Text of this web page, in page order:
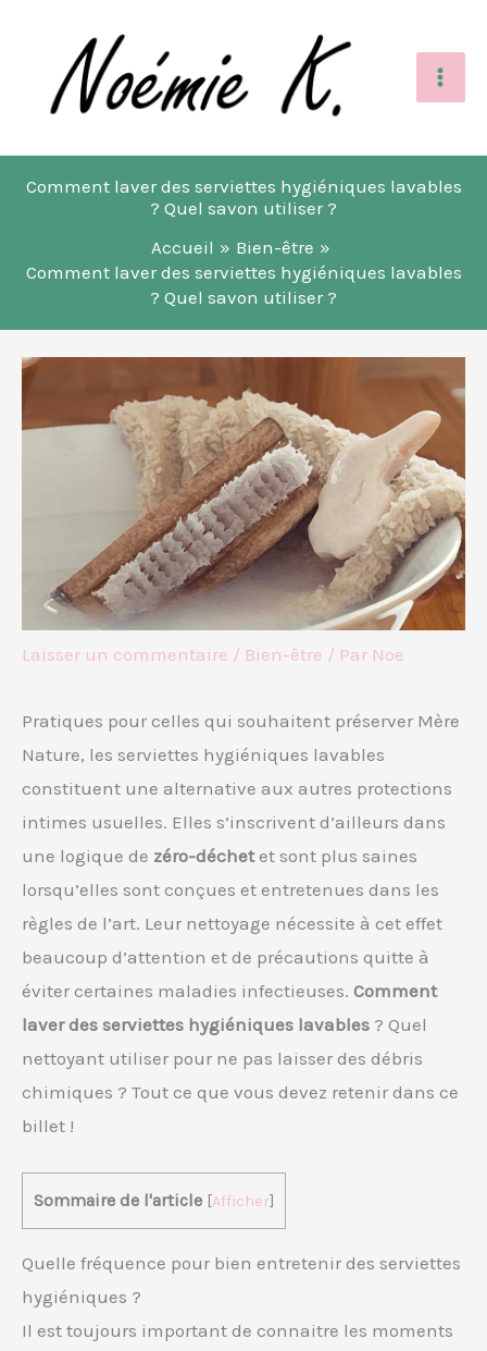
contenu
Comment laver des serviettes hygiéniques lavables
? Quel savon utiliser ?
Accueil
Bien-être
Comment laver des serviettes hygiéniques lavables
? Quel savon utiliser ?
Laisser un commentaire / Bien-être / Par Noe
Pratiques pour celles qui souhaitent préserver Mère
Nature, les serviettes hygiéniques lavables
constituent une alternative aux autres protections
intimes usuelles. Elles s’inscrivent d’ailleurs dans
une logique de zéro-déchetet sont plus saines
lorsqu’elles sont conçues et entretenues dans les
règles de l’art. Leur nettoyage nécessite à cet effet
beaucoup d’attention et de précautions quitte à
éviter certaines maladies infectieuses. Comment
laver des serviettes hygiéniques lavables ? Quel
nettoyant utiliser pour ne pas laisser des débris
chimiques ? Tout ce que vous devez retenir dans ce
billet !
Sommaire de l'article [Afficher]
Quelle fréquence pour bien entretenir des serviettes
hygiéniques ?
Il est toujours important de connaitre les moments